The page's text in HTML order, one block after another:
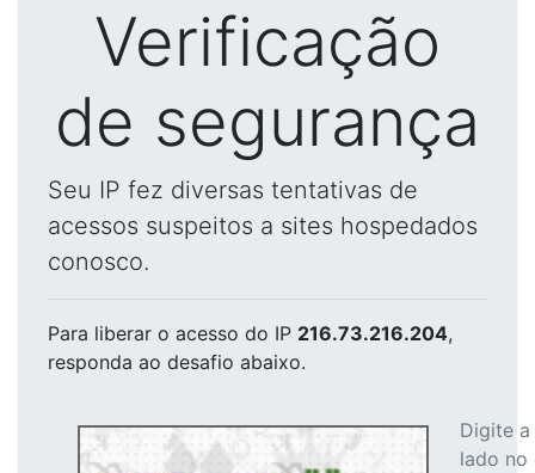
Verificação
de segurança
Seu IP fez diversas tentativas de
acessos suspeitos a sites hospedados
conosco.
Para liberar o acesso do IP 216.73.216.204,
responda ao desafio abaixo.
Digite
lado no